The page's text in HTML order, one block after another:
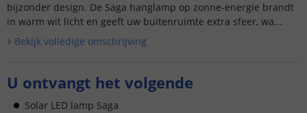
bijzonder design. De Saga hanglamp op zonne-energie brandt
in warm wit licht en geeft uw buitenruimte extra sfeer, wa...
Bekijk volledige omschrijving
U ontvangt het volgende
Solar LED lamp Saga